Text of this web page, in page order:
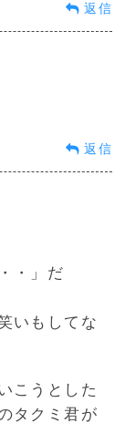
返信
返信
・」だ
いもしてな
こうとした
タクミ君が